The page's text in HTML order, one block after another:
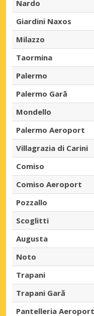
Nardo
Giardini Naxos
Milazzo
Taormina
Palermo
Palermo Gară
Mondello
Palermo Aeroport
Villagrazia di Carini
Comiso
Comiso Aeroport
Pozzallo
Scoglitti
Augusta
Noto
Trapani
Trapani Gară
Pantelleria Aeroport